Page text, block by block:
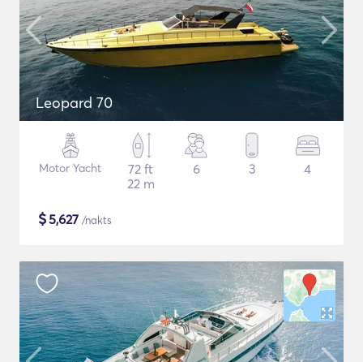
Leopard 70
Motor Yacht
72 ft
22 m
6 3 4
$5,627 /nakts